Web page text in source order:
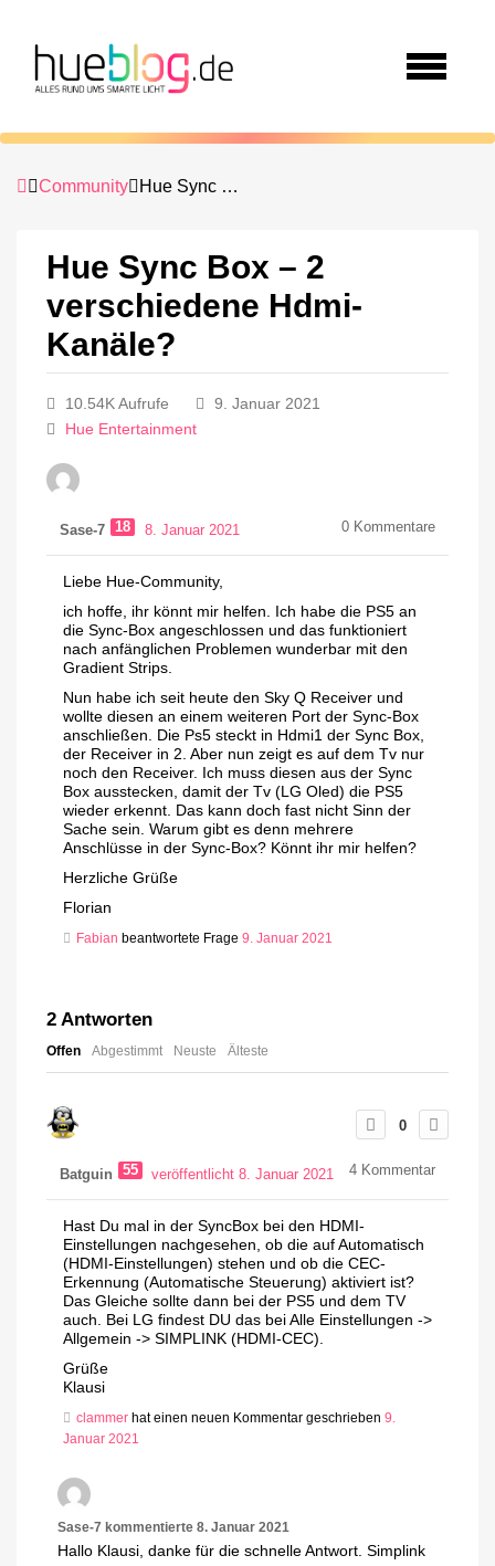
Community Hue Sync Box – 2 verschiedene Hdmi-Kanäle?
Hue Sync Box – 2
verschiedene Hdmi-
Kanäle?
10.54K Aufrufe
9. Januar 2021
Hue Entertainment
Sase-7 18 8. Januar 2021 0 Kommentare
Liebe Hue-Community,
ich hoffe, ihr könnt mir helfen. Ich habe die PS5 an
die Sync-Box angeschlossen und das funktioniert
nach anfänglichen Problemen wunderbar mit den
Gradient Strips.
Nun habe ich seit heute den Sky Q Receiver und
wollte diesen an einem weiteren Port der Sync-Box
anschließen. Die Ps5 steckt in Hdmi1 der Sync Box,
der Receiver in 2. Aber nun zeigt es auf dem Tv nur
noch den Receiver. Ich muss diesen aus der Sync
Box ausstecken, damit der Tv (LG Oled) die PS5
wieder erkennt. Das kann doch fast nicht Sinn der
Sache sein. Warum gibt es denn mehrere
Anschlüsse in der Sync-Box? Könnt ihr mir helfen?
Herzliche Grüße
Florian
Fabian beantwortete Frage 9. Januar 2021
2 Antworten
Offen Abgestimmt Neuste Älteste
0
Batguin 55 veröffentlicht 8. Januar 2021 4 Kommentar
Hast Du mal in der SyncBox bei den HDMI-
Einstellungen nachgesehen, ob die auf Automatisch
(HDMI-Einstellungen) stehen und ob die CEC-
Erkennung (Automatische Steuerung) aktiviert ist?
Das Gleiche sollte dann bei der PS5 und dem TV
auch. Bei LG findest DU das bei Alle Einstellungen ->
Allgemein -> SIMPLINK (HDMI-CEC).
Grüße
Klausi
clammer hat einen neuen Kommentar geschrieben 9.
Januar 2021
Sase-7 kommentierte 8. Januar 2021
Hallo Klausi, danke für die schnelle Antwort. Simplink